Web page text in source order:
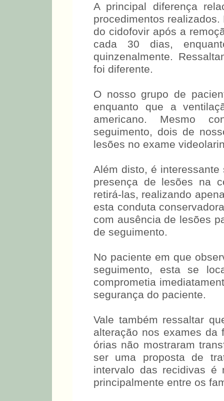
A principal diferença
procedimentos
do cidofovir após a
cada 30 dias,
quinzenalmente.
foi diferente.
O nosso grupo de
enquanto que a
americano. Mesmo
seguimento, dois de
lesões no exame
Além disto, é
presença de lesões na
retirá-las, realizando
esta conduta
com ausência de lesões
de seguimento.
No paciente em que
seguimento, esta se
comprometia
segurança do paciente.
Vale também ressaltar
alteração nos exames da
órias não mostraram
ser uma proposta de
intervalo das recidivas é
principalmente entre os